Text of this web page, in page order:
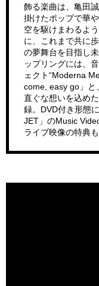
飾る楽曲は、⻲⽥
掛けたポップで華
空を駆けまわるよ
に、これまで共に
の夢舞台を⽬指し
ップリングには、
ェクト“Moderna
come, easy go」と
直ぐな想いを込め
録。DVD付き形態
JET」のMusic
ライブ映像の特典も